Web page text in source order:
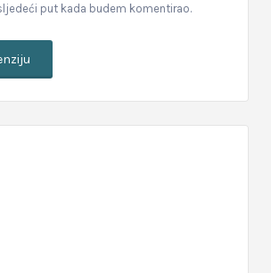
put kada budem komentirao.